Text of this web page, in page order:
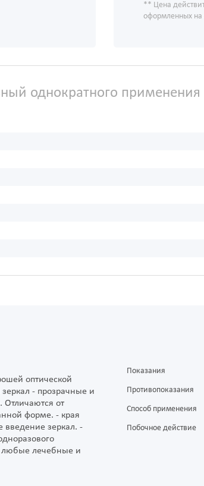
** Цена
оформленных на
однократного
оптической
зеркал - прозрачные и
от
форме. - края
введение зеркал. -
любые лечебные и
Показания
Противопоказания
Способ применения
Побочное действие